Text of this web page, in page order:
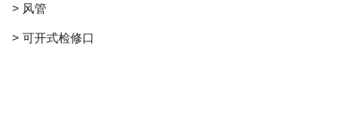
> 风管
> 可开式检修口